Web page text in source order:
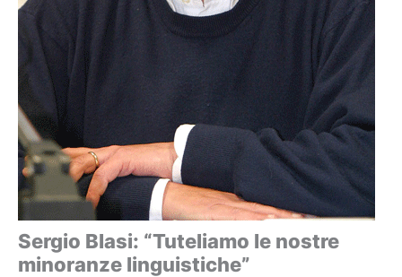
Sergio Blasi: “Tuteliamo le nostre
minoranze linguistiche”